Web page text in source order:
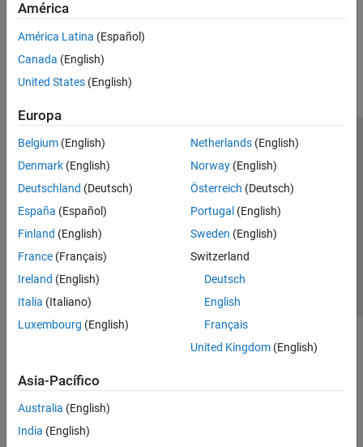
América
América Latina (Español)
Canada (English)
United States (English)
Europa
Belgium (English)
Denmark (English)
Deutschland (Deutsch)
España (Español)
Finland (English)
France (Français)
Ireland (English)
Italia (Italiano)
Luxembourg (English)
Netherlands(English)
Norway(English)
Österreich (Deutsch)
Portugal (English)
Sweden (English)
Switzerland
Deutsch
English
Français
United Kingdom(English)
Asia-Pacífico
Australia (English)
India (English)
Centro de confianza
Marcas comerciales
Política de privacidad
Antipiratería
Estado de las aplicaciones
Información de contacto
© 1994-2026 The MathWorks, Inc.